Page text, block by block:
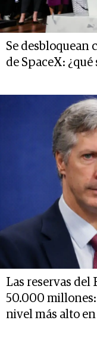
Se desbloquean
de SpaceX:
Las reservas del
50.000 millones:
nivel más alto en